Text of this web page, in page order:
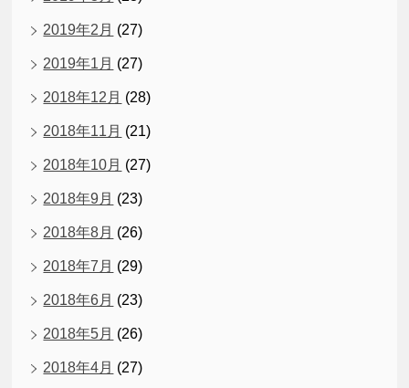
2019年2月 (27)
2019年1月 (27)
2018年12月 (28)
2018年11月 (21)
2018年10月 (27)
2018年9月 (23)
2018年8月 (26)
2018年7月 (29)
2018年6月 (23)
2018年5月 (26)
2018年4月 (27)